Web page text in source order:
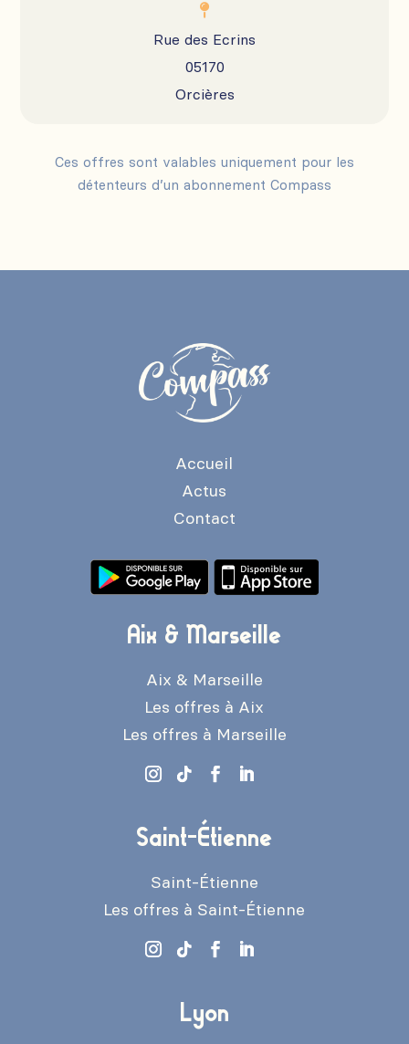

Rue des Ecrins
05170
Orcières
Ces offres sont valables uniquement pour les
détenteurs d’un abonnement Compass
Accueil
Actus
Contact
Aix & Marseille
Aix & Marseille
Les offres à Aix
Les offres à Marseille
Saint-Étienne
Saint-Étienne
Les offres à Saint-Étienne
Lyon